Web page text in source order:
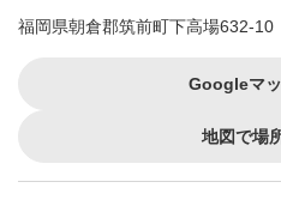
福岡県朝倉郡筑前町下高場632-10
Googleマ
地図で場